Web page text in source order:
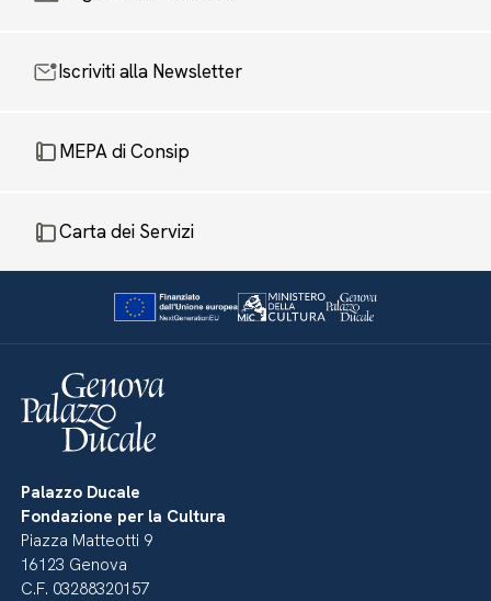
Iscriviti alla Newsletter
MEPA di Consip
Carta dei Servizi
Palazzo Ducale
Fondazione per la Cultura
Piazza Matteotti 9
16123 Genova
C.F. 03288320157